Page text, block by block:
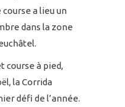
a lieu un
dans la zone
course à pied,
la Corrida
défi de l’année.